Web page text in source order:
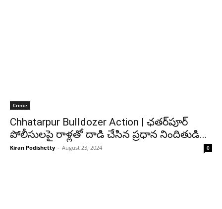
Crime
Chhatarpur Bulldozer Action | ఛతర్‌పూర్
పోలీసులపై రాళ్లతో దాడి చేసిన ప్రధాన నిందితుడి...
Kiran Podishetty - August 23, 2024 0